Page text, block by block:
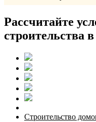
Рассчитайте
строительства
Строительство